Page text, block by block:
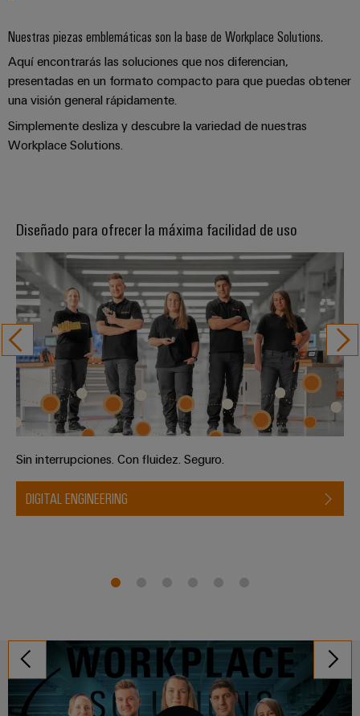
Nuestras piezas emblemáticas son la base de Workplace Solutions.
Aquí encontrarás las soluciones que nos diferencian,
presentadas en un formato compacto para que puedas obtener
una visión general rápidamente.
Simplemente desliza y descubre la variedad de nuestras
Workplace Solutions.
Diseñado para ofrecer la máxima facilidad de uso
Sin interrupciones. Con fluidez. Seguro.
DIGITAL ENGINEERING